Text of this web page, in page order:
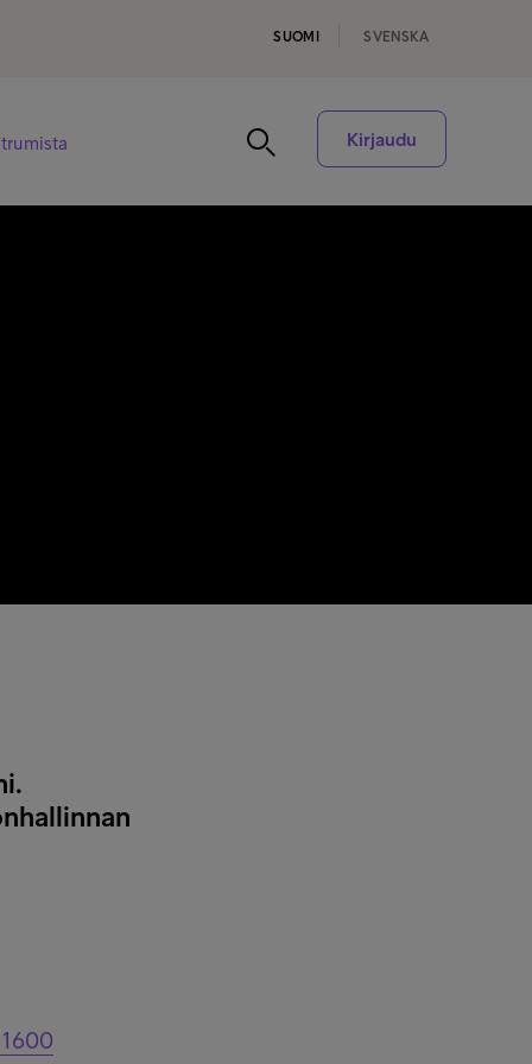
SUOMI SVENSKA
Kirjaudu